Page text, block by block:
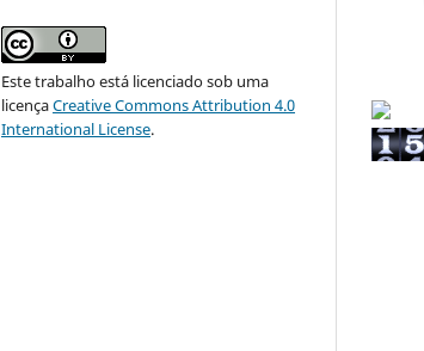
Este trabalho está licenciado sob uma
licençaCreative Commons Attribution 4.0
International License.